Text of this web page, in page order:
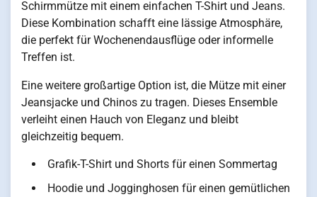
Schirmmütze mit einem einfachen T-Shirt und Jeans.
Diese Kombination schafft eine lässige Atmosphäre,
die perfekt für Wochenendausflüge oder informelle
Treffen ist.
Eine weitere großartige Option ist, die Mütze mit einer
Jeansjacke und Chinos zu tragen. Dieses Ensemble
verleiht einen Hauch von Eleganz und bleibt
gleichzeitig bequem.
Grafik-T-Shirt und Shorts für einen Sommertag
Hoodie und Jogginghosen für einen gemütlichen